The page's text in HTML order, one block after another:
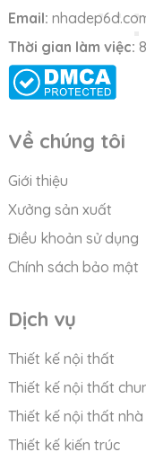
Email:
Thời gian làm việc:
Về chúng tôi
Giới thiệu
Xưởng sản xuất
Điều khoản sử dụng
Chính sách bảo mật
Dịch vụ
Thiết kế nội thất
Thiết kế nội thất
Thiết kế nội thất
Thiết kế kiến trúc